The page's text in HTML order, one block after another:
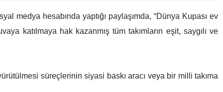
medya hesabında yaptığı paylaşımda, “Dünya Kupası ev
katılmaya hak kazanmış tüm takımların eşit, saygılı ve
süreçlerinin siyasi baskı aracı veya bir milli takıma